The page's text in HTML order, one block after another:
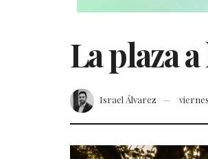
La plaza
Israel Álvarez